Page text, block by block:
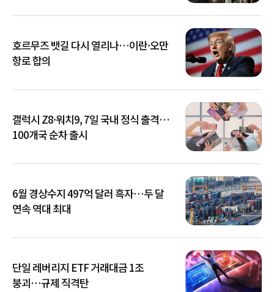
호르무즈 뱃길 다시 열리나…이란·오만
항로 합의
갤럭시 Z8·워치9, 7일 국내 정식 출격…
100개국 순차 출시
6월 경상수지 497억 달러 흑자…두 달
연속 역대 최대
단일 레버리지 ETF 거래대금 1조
붕괴…규제 직격탄